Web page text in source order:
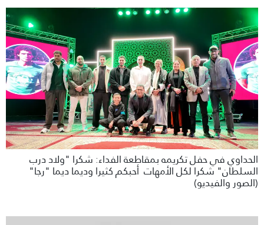
الحداوي في حفل تكريمه بمقاطعة الفداء: شكرا "ولاد درب
السلطان" شكرا لكل الأمهات أحبكم كثيرا وديما ديما "رجا"
(الصور والفيديو)